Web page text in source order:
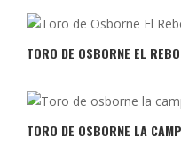
TORO DE OSBORNE EL
TORO DE OSBORNE LA